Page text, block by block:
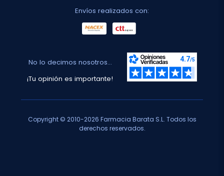
Envíos realizados con:
No lo decimos nosotros...
¡Tu opinión es importante!
Copyright © 2010-2026 Farmacia Barata S.L. Todos los
derechos reservados.